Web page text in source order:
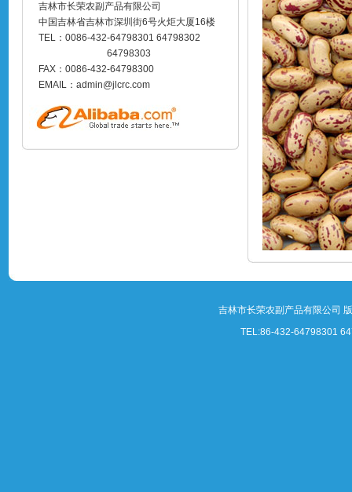
吉林市长荣农副产品有限公司
中国吉林省吉林市深圳街6号火炬大厦16楼
TEL：0086-432-64798301 64798302
64798303
FAX：0086-432-64798300
EMAIL：admin@jlcrc.com
吉林市长荣农副产品有限公司
TEL:86-432-64798301